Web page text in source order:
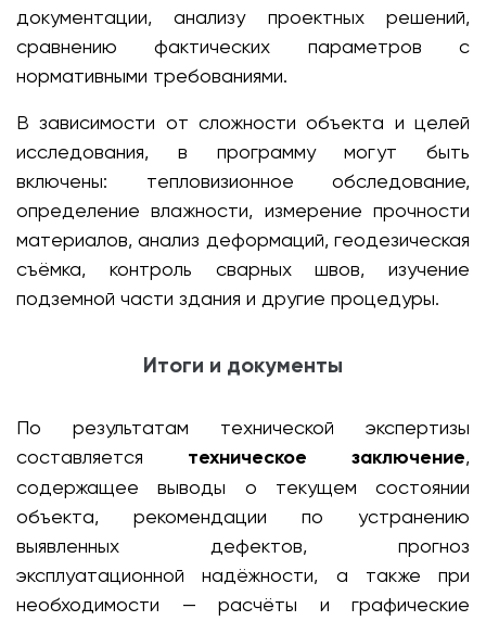
документации, анализу проектных решений,
сравнению фактических параметров с
нормативными требованиями.
В зависимости от сложности объекта и целей
исследования, в программу могут быть
включены: тепловизионное обследование,
определение влажности, измерение прочности
материалов, анализ деформаций, геодезическая
съёмка, контроль сварных швов, изучение
подземной части здания и другие процедуры.
Итоги и документы
По результатам технической экспертизы
составляется техническое заключение,
содержащее выводы о текущем состоянии
объекта, рекомендации по устранению
выявленных дефектов, прогноз
эксплуатационной надёжности, а также при
необходимости — расчёты и графические